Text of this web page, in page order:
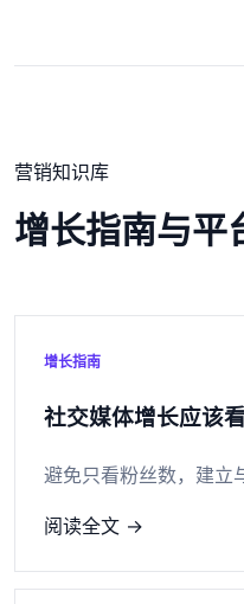
营销知识库
增长指南与平
增长指南
社交媒体增长应该
避免只看粉丝数，建立
阅读全文 →